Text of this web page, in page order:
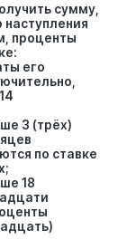
сумму,
проценты
его
3 (трёх)
по ставке
18